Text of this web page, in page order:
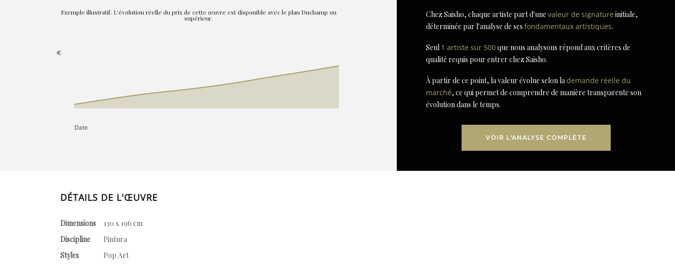
Exemple illustratif. L'évolution réelle du prix de cette œuvre est disponible avec le plan Duchamp ou
supérieur. Chez Saisho, chaque artiste part d'unevaleur de signature initiale,
déterminée par l'analyse de sesfondamentaux artistiques.
Seul 1 artiste sur 500que nous analysons répond aux critères de
qualité requis pour entrer chez Saisho.
À partir de ce point, la valeur évolue selon lademande réelle du
marché, ce qui permet de comprendre de manière transparente son
évolution dans le temps.
VOIR L'ANALYSE COMPLÈTE
DÉTAILS DE L'ŒUVRE
Dimensions
130 x 196 cm
Discipline
Pintura
Styles
Pop Art